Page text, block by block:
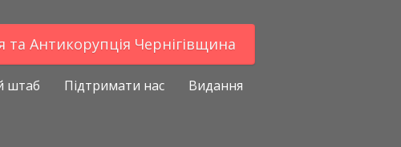
та Антикорупцiя Чернігівщина
штаб Підтримати нас Видання